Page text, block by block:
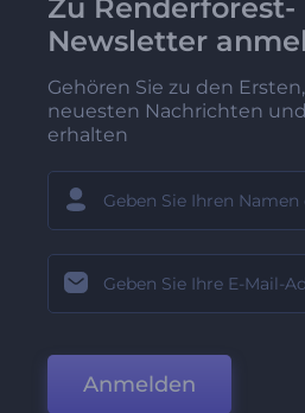
Zu Renderforest-
Newsletter
Gehören Sie zu den
neuesten Nachrichten
erhalten
Anmelden